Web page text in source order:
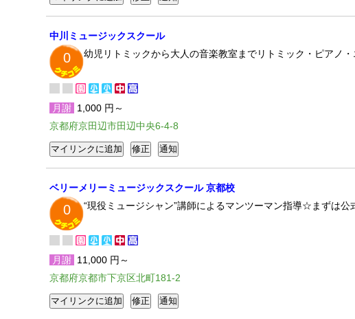
中川ミュージックスクール
0 幼児リトミックから大人の音楽教室までリトミック・ピアノ
月謝 1,000 円～
京都府京田辺市田辺中央6-4-8
ベリーメリーミュージックスクール 京都校
0 “現役ミュージシャン”講師によるマンツーマン指導☆まずは公
月謝 11,000 円～
京都府京都市下京区北町181-2